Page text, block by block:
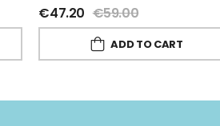
€47.20 €59.00
ADD TO CART